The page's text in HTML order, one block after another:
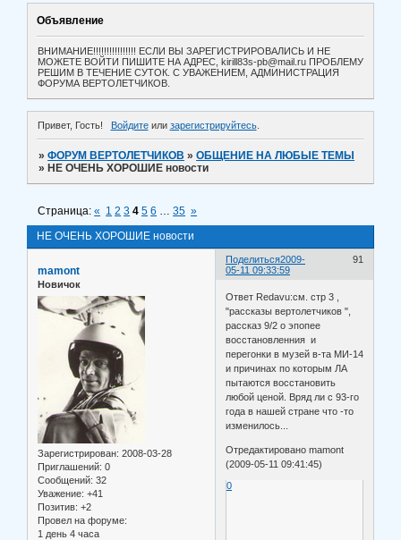
Объявление
ВНИМАНИЕ!!!!!!!!!!!!!!!! ЕСЛИ ВЫ ЗАРЕГИСТРИРОВАЛИСЬ И НЕ
МОЖЕТЕ ВОЙТИ ПИШИТЕ НА АДРЕС, kirill83s-pb@mail.ru ПРОБЛЕМУ
РЕШИМ В ТЕЧЕНИЕ СУТОК. С УВАЖЕНИЕМ, АДМИНИСТРАЦИЯ
ФОРУМА ВЕРТОЛЕТЧИКОВ.
Привет, Гость! Войдитеили зарегистрируйтесь.
»ФОРУМ ВЕРТОЛЕТЧИКОВ »ОБЩЕНИЕ НА ЛЮБЫЕ ТЕМЫ
» НЕ ОЧЕНЬ ХОРОШИЕ новости
НЕ ОЧЕНЬ ХОРОШИЕ новости
Страница:« 1 2 3 4 5 6 … 35 »
Поделиться 91
2009-
05-11 09:33:59
mamont
Новичок
Зарегистрирован: 2008-03-28
Приглашений: 0
Сообщений: 32
Уважение: +41
Позитив: +2
Провел на форуме:
1 день 4 часа
Ответ Redavu:см. стр 3 ,
"рассказы вертолетчиков ",
рассказ 9/2 о эпопее
восстановленния и
перегонки в музей в-та МИ-14
и причинах по которым ЛА
пытаются восстановить
любой ценой. Вряд ли с 93-го
года в нашей стране что -то
изменилось...
Отредактировано mamont
(2009-05-11 09:41:45)
0